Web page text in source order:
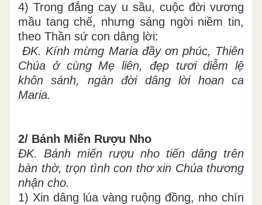
4) Trong đắng cay u sầu, cuộc đời vương
mầu tang chế, nhưng sáng ngời niềm tin,
theo Thần sứ con dâng lời:
ĐK. Kính mừng Maria đầy ơn phúc, Thiên
Chúa ở cùng Mẹ liên, đẹp tươi diễm lệ
khôn sánh, ngàn đời dâng lời hoan ca
Maria.
2/ Bánh Miến Rượu Nho
ĐK. Bánh miến rượu nho tiến dâng trên
bàn thờ, trọn tình con thơ xin Chúa thương
nhận cho.
1) Xin dâng lúa vàng ruộng đồng, nho chín